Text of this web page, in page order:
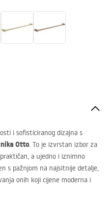
i sofisticiranog dizajna s
Otto. To je izvrstan izbor za
a ujedno i iznimno
s pažnjom na najsitnije detalje,
onih koji cijene moderna i